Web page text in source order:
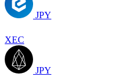
JPY
XEC
JPY